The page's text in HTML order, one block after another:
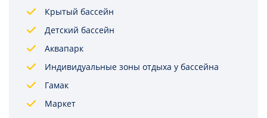
Крытый бассейн
Детский бассейн
Аквапарк
Индивидуальные зоны отдыха у бассейна
Гамак
Маркет